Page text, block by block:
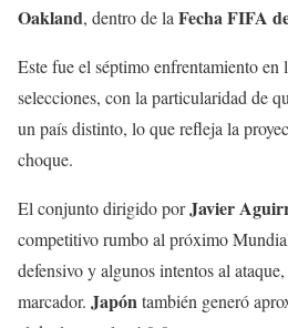
Oakland, dentro de la Fecha FIFA
Este fue el séptimo enfrentamiento en
selecciones, con la particularidad de
un país distinto, lo que refleja la
choque.
El conjunto dirigido porJavier
competitivo rumbo al próximo
defensivo y algunos intentos al
marcador. Japóntambién generó